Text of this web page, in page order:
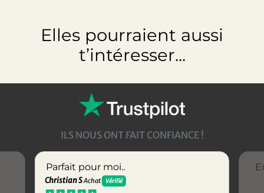
Elles pourraient aussi
t’intéresser...
ILS NOUS ONT FAIT CONFIANCE !
Parfait pour moi..
Christian SAchat Vérifié